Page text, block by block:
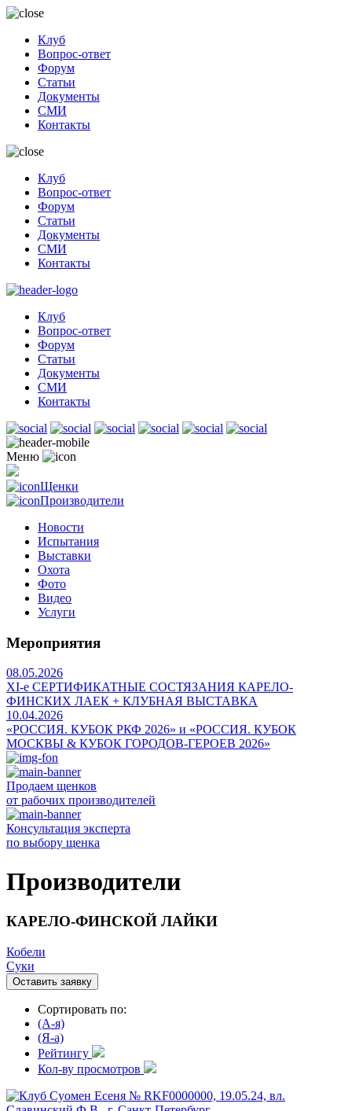
Клуб
Вопрос-ответ
Форум
Статьи
Документы
СМИ
Контакты
Клуб
Вопрос-ответ
Форум
Статьи
Документы
СМИ
Контакты
Клуб
Вопрос-ответ
Форум
Статьи
Документы
СМИ
Контакты
Меню
Щенки
Производители
Новости
Испытания
Выставки
Охота
Фото
Видео
Услуги
Мероприятия
08.05.2026
ХI-е СЕРТИФИКАТНЫЕ СОСТЯЗАНИЯ КАРЕЛО-
ФИНСКИХ ЛАЕК + КЛУБНАЯ ВЫСТАВКА
10.04.2026
«РОССИЯ. КУБОК РКФ 2026» и «РОССИЯ. КУБОК
МОСКВЫ & КУБОК ГОРОДОВ-ГЕРОЕВ 2026»
Продаем щенков
от рабочих производителей
Консультация эксперта
по выбору щенка
Производители
КАРЕЛО-ФИНСКОЙ ЛАЙКИ
Кобели
Суки
Оставить заявку
Сортировать по:
(A-я)
(Я-а)
Рейтингу
Кол-ву просмотров